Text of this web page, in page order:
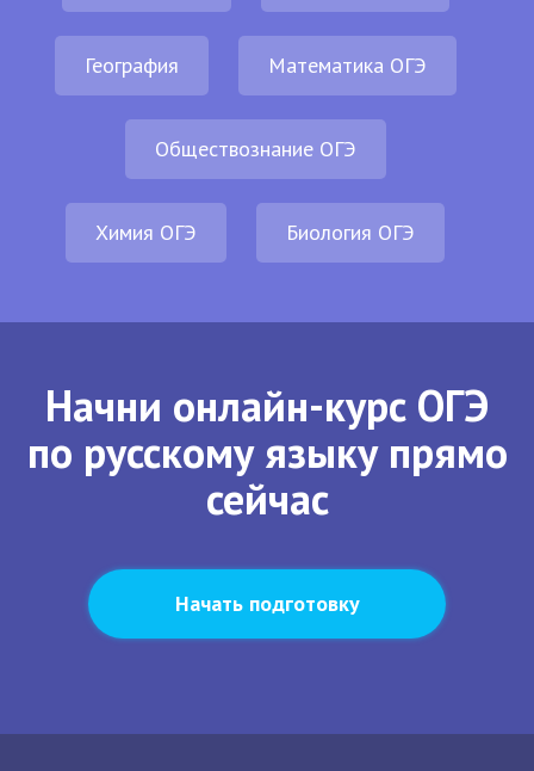
География Математика ОГЭ
Обществознание ОГЭ
Химия ОГЭ Биология ОГЭ
Начни онлайн-курс ОГЭ
по русскому языку прямо
сейчас
Начать подготовку